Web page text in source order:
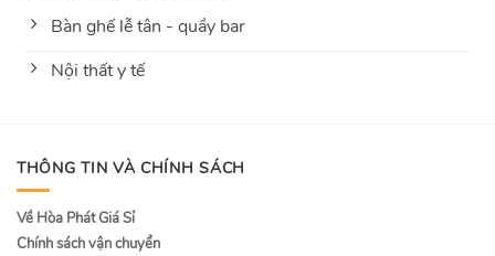
Bàn ghế lễ tân - quầy bar
Nội thất y tế
THÔNG TIN VÀ CHÍNH SÁCH
Về Hòa Phát Giá Sỉ
Chính sách vận chuyển